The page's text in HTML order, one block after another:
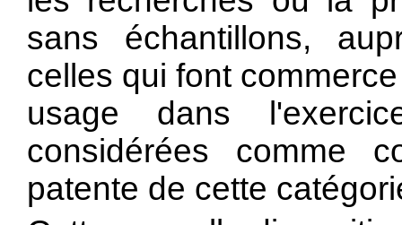
sans échantillons,
celles qui font
usage dans
considérées comme
patente de cette